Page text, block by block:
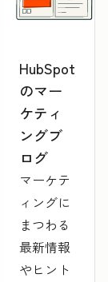
HubSpot
のマー
ケティ
ングブ
ログ
マーケテ
ィングに
まつわる
最新情報
やヒント